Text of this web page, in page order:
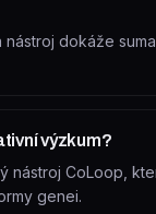
nástroj dokáže
výzkum?
nástroj CoLoop,
genei.